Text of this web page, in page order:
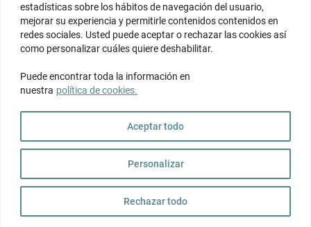
estadísticas sobre los hábitos de navegación del usuario,
mejorar su experiencia y permitirle contenidos contenidos en
redes sociales. Usted puede aceptar o rechazar las cookies así
como personalizar cuáles quiere deshabilitar.
Puede encontrar toda la información en
nuestra política de cookies.
Personalizar
Rechazar todo
Aceptar todo
Clínica Premier Baleares un Centro Sanitario Polivalente (C.2.4)
autorizado por la Conselleria de Salut de Illes Balears. El centro esta
inscrito en el Registro de Centros, Servicios y Establecimientos
Sanitarios con el no. 6003.
C/ Ciutat de Quilmes 10, bjs.,
+34 695953235
(10:00h - 18:30h | Lunes - Viernes)
Política de cookies
condiciones generales de atención